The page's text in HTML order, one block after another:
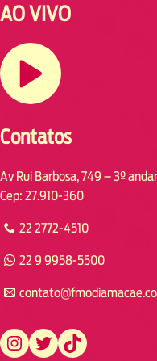
AO VIVO
Contatos
Av Rui Barbosa, 749 – 3º
Cep: 27.910-360
22 2772-4510
22 9 9958-5500
https://www.instagram.com/fmodia.macae/ https://twitter.com/fmodia.macae/ https://www.tiktok.com/@fmodia.macae